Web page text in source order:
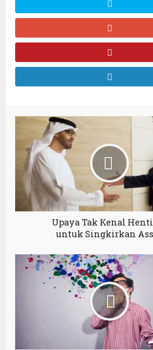
Upaya Tak Kenal
untuk Singkirkan